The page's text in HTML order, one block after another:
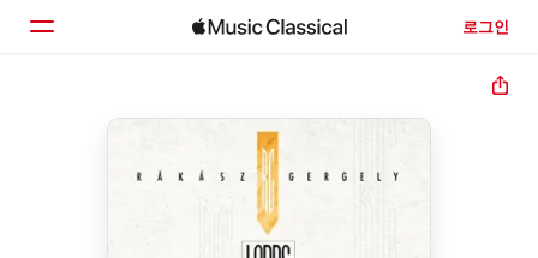
로그인
둘러보기